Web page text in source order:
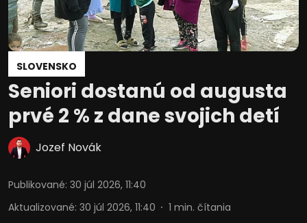
SLOVENSKO
Seniori dostanú od augusta
prvé 2 % z dane svojich detí
Jozef Novák
Publikované: 30 júl 2026, 11:40
Aktualizované: 30 júl 2026, 11:40 1 min. čítania